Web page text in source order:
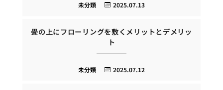
2025.07.13
未分類
畳の上にフローリングを敷くメリットとデメリッ
ト
2025.07.12
未分類